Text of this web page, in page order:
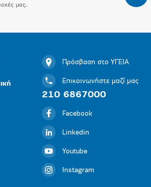
μας.
Πρόσβαση στο ΥΓΕΙΑ
Επικοινωνήστε μαζί μας
210 6867000
Facebook
Linkedin
Youtube
Instagram